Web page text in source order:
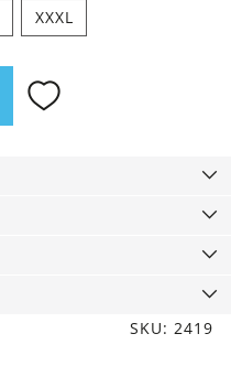
XXXL
SKU: 2419